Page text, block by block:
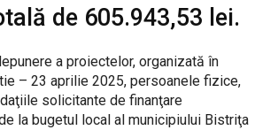
de 605.943,53 lei.
a proiectelor, organizată în
– 23 aprilie 2025, persoanele fizice,
solicitante de finanţare
la bugetul local al municipiului Bistriţa